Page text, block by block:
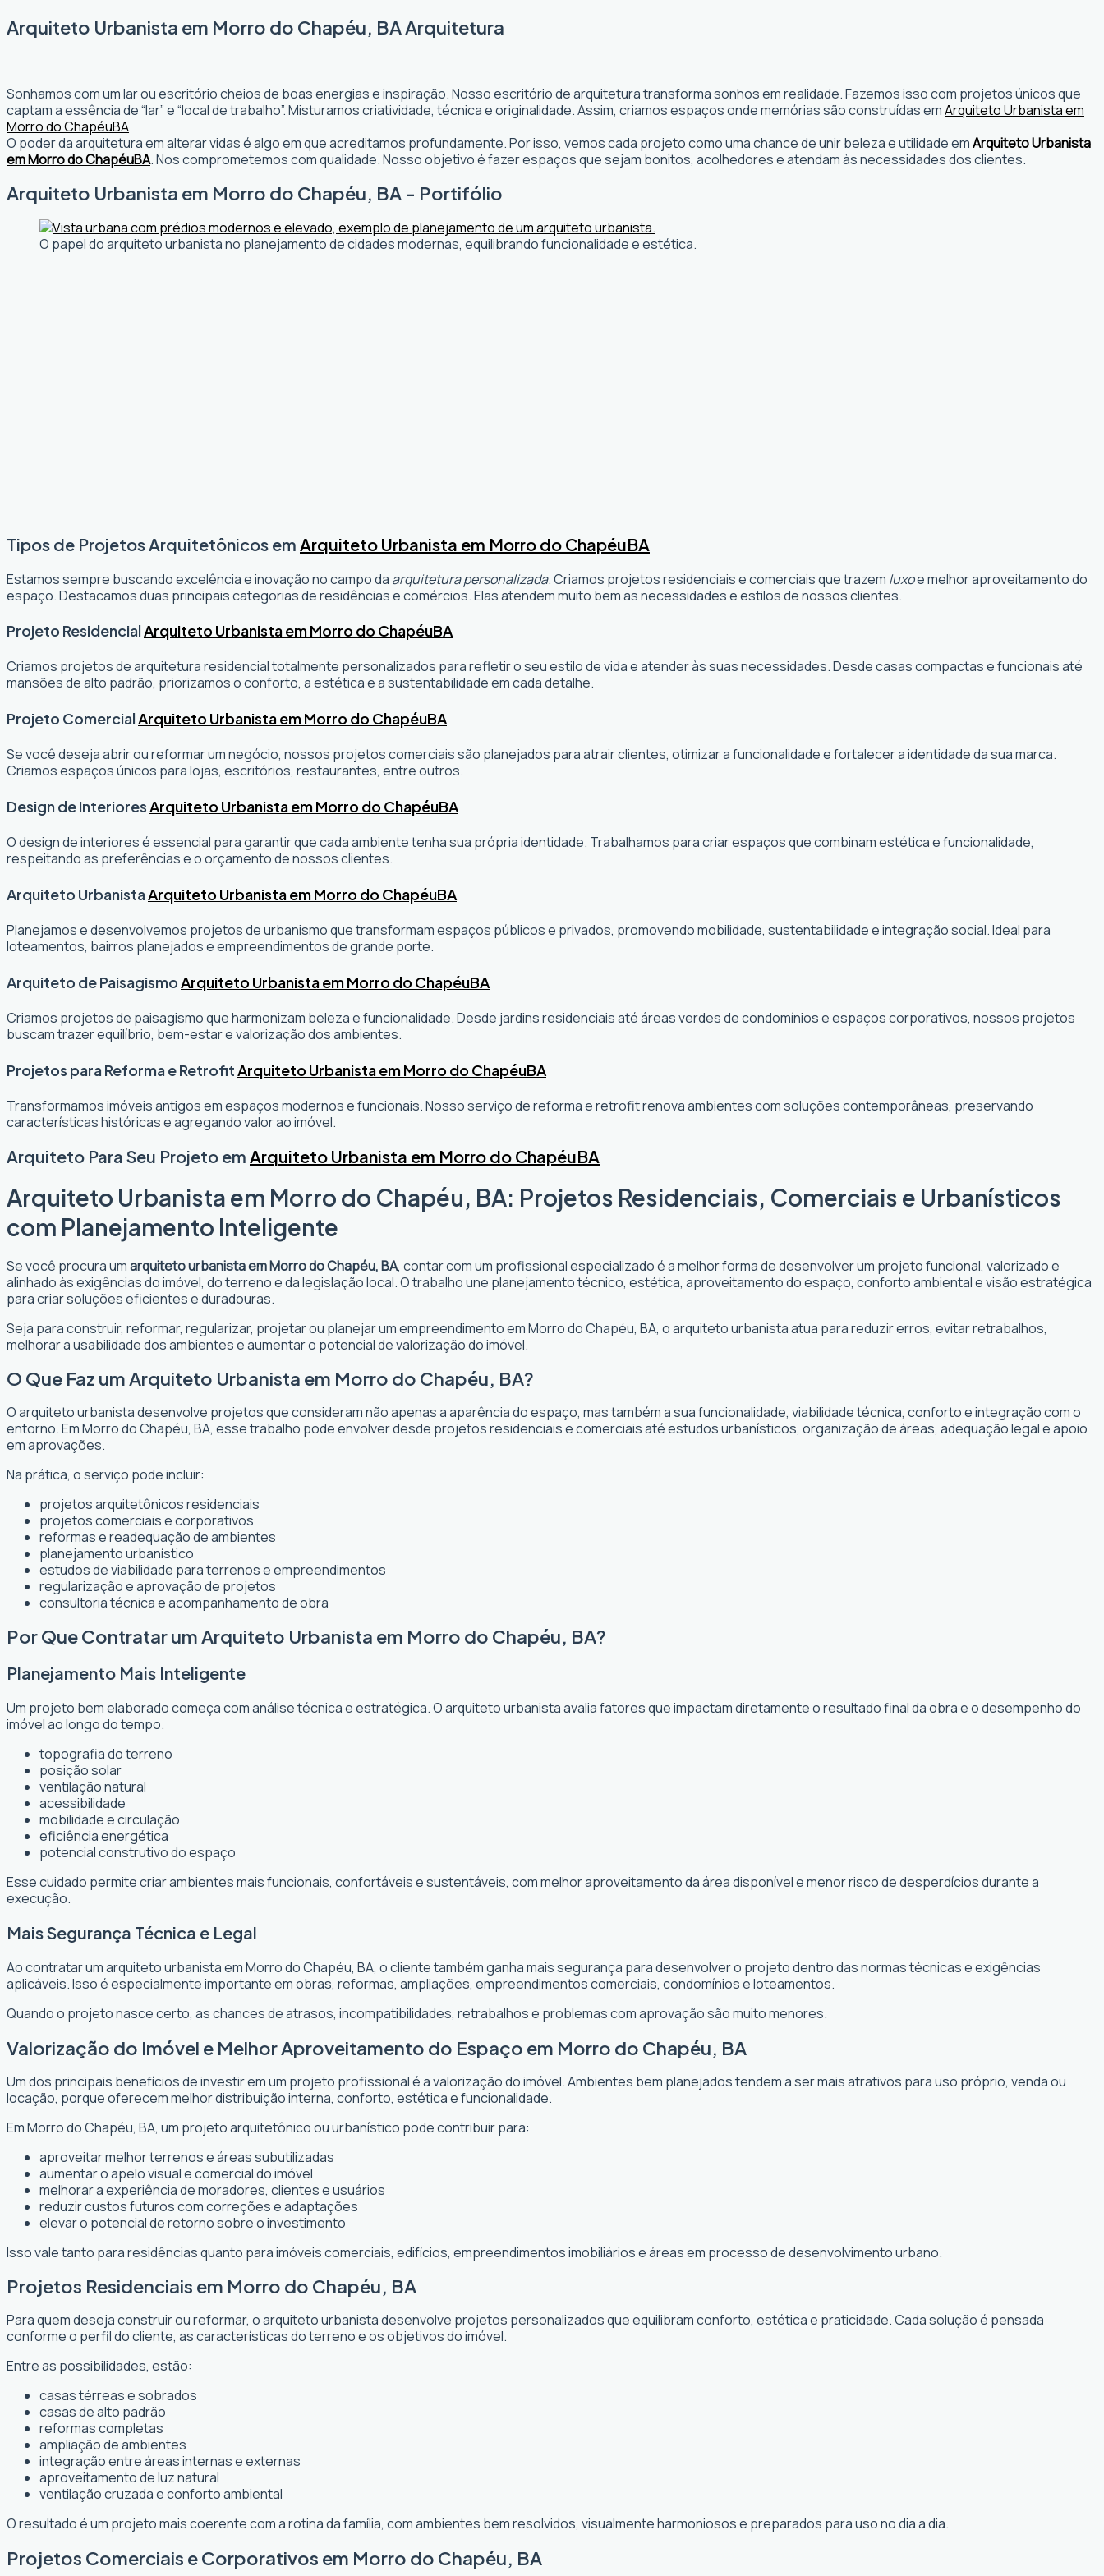
Arquiteto Urbanista em Morro do Chapéu, BA Arquitetura
Sonhamos com um lar ou escritório cheios de boas energias e inspiração. Nosso escritório de arquitetura transforma sonhos em realidade. Fazemos isso com projetos únicos que
captam a essência de “lar” e “local de trabalho”. Misturamos criatividade, técnica e originalidade. Assim, criamos espaços onde memórias são construídas emArquiteto Urbanista em
Morro do ChapéuBA
O poder da arquitetura em alterar vidas é algo em que acreditamos profundamente. Por isso, vemos cada projeto como uma chance de unir beleza e utilidade emArquiteto Urbanista
em Morro do ChapéuBA. Nos comprometemos com qualidade. Nosso objetivo é fazer espaços que sejam bonitos, acolhedores e atendam às necessidades dos clientes.
Arquiteto Urbanista em Morro do Chapéu, BA - Portifólio
O papel do arquiteto urbanista no planejamento de cidades modernas, equilibrando funcionalidade e estética.
Tipos de Projetos Arquitetônicos em Arquiteto Urbanista em Morro do ChapéuBA
Estamos sempre buscando excelência e inovação no campo da arquitetura personalizada. Criamos projetos residenciais e comerciais que trazem luxoe melhor aproveitamento do
espaço. Destacamos duas principais categorias de residências e comércios. Elas atendem muito bem as necessidades e estilos de nossos clientes.
Projeto ResidencialArquiteto Urbanista em Morro do ChapéuBA
Criamos projetos de arquitetura residencial totalmente personalizados para refletir o seu estilo de vida e atender às suas necessidades. Desde casas compactas e funcionais até
mansões de alto padrão, priorizamos o conforto, a estética e a sustentabilidade em cada detalhe.
Projeto ComercialArquiteto Urbanista em Morro do ChapéuBA
Se você deseja abrir ou reformar um negócio, nossos projetos comerciais são planejados para atrair clientes, otimizar a funcionalidade e fortalecer a identidade da sua marca.
Criamos espaços únicos para lojas, escritórios, restaurantes, entre outros.
Design de InterioresArquiteto Urbanista em Morro do ChapéuBA
O design de interiores é essencial para garantir que cada ambiente tenha sua própria identidade. Trabalhamos para criar espaços que combinam estética e funcionalidade,
respeitando as preferências e o orçamento de nossos clientes.
Arquiteto UrbanistaArquiteto Urbanista em Morro do ChapéuBA
Planejamos e desenvolvemos projetos de urbanismo que transformam espaços públicos e privados, promovendo mobilidade, sustentabilidade e integração social. Ideal para
loteamentos, bairros planejados e empreendimentos de grande porte.
Arquiteto de PaisagismoArquiteto Urbanista em Morro do ChapéuBA
Criamos projetos de paisagismo que harmonizam beleza e funcionalidade. Desde jardins residenciais até áreas verdes de condomínios e espaços corporativos, nossos projetos
buscam trazer equilíbrio, bem-estar e valorização dos ambientes.
Projetos para Reforma e RetrofitArquiteto Urbanista em Morro do ChapéuBA
Transformamos imóveis antigos em espaços modernos e funcionais. Nosso serviço de reforma e retrofit renova ambientes com soluções contemporâneas, preservando
características históricas e agregando valor ao imóvel.
Arquiteto Para Seu Projeto em Arquiteto Urbanista em Morro do ChapéuBA
Arquiteto Urbanista em Morro do Chapéu, BA: Projetos Residenciais, Comerciais e Urbanísticos
com Planejamento Inteligente
Se você procura umarquiteto urbanista em Morro do Chapéu, BA, contar com um profissional especializado é a melhor forma de desenvolver um projeto funcional, valorizado e
alinhado às exigências do imóvel, do terreno e da legislação local. O trabalho une planejamento técnico, estética, aproveitamento do espaço, conforto ambiental e visão estratégica
para criar soluções eficientes e duradouras.
Seja para construir, reformar, regularizar, projetar ou planejar um empreendimento em Morro do Chapéu, BA, o arquiteto urbanista atua para reduzir erros, evitar retrabalhos,
melhorar a usabilidade dos ambientes e aumentar o potencial de valorização do imóvel.
O Que Faz um Arquiteto Urbanista em Morro do Chapéu, BA?
O arquiteto urbanista desenvolve projetos que consideram não apenas a aparência do espaço, mas também a sua funcionalidade, viabilidade técnica, conforto e integração com o
entorno. Em Morro do Chapéu, BA, esse trabalho pode envolver desde projetos residenciais e comerciais até estudos urbanísticos, organização de áreas, adequação legal e apoio
em aprovações.
Na prática, o serviço pode incluir:
projetos arquitetônicos residenciais
projetos comerciais e corporativos
reformas e readequação de ambientes
planejamento urbanístico
estudos de viabilidade para terrenos e empreendimentos
regularização e aprovação de projetos
consultoria técnica e acompanhamento de obra
Por Que Contratar um Arquiteto Urbanista em Morro do Chapéu, BA?
Planejamento Mais Inteligente
Um projeto bem elaborado começa com análise técnica e estratégica. O arquiteto urbanista avalia fatores que impactam diretamente o resultado final da obra e o desempenho do
imóvel ao longo do tempo.
topografia do terreno
posição solar
ventilação natural
acessibilidade
mobilidade e circulação
eficiência energética
potencial construtivo do espaço
Esse cuidado permite criar ambientes mais funcionais, confortáveis e sustentáveis, com melhor aproveitamento da área disponível e menor risco de desperdícios durante a
execução.
Mais Segurança Técnica e Legal
Ao contratar um arquiteto urbanista em Morro do Chapéu, BA, o cliente também ganha mais segurança para desenvolver o projeto dentro das normas técnicas e exigências
aplicáveis. Isso é especialmente importante em obras, reformas, ampliações, empreendimentos comerciais, condomínios e loteamentos.
Quando o projeto nasce certo, as chances de atrasos, incompatibilidades, retrabalhos e problemas com aprovação são muito menores.
Valorização do Imóvel e Melhor Aproveitamento do Espaço em Morro do Chapéu, BA
Um dos principais benefícios de investir em um projeto profissional é a valorização do imóvel. Ambientes bem planejados tendem a ser mais atrativos para uso próprio, venda ou
locação, porque oferecem melhor distribuição interna, conforto, estética e funcionalidade.
Em Morro do Chapéu, BA, um projeto arquitetônico ou urbanístico pode contribuir para:
aproveitar melhor terrenos e áreas subutilizadas
aumentar o apelo visual e comercial do imóvel
melhorar a experiência de moradores, clientes e usuários
reduzir custos futuros com correções e adaptações
elevar o potencial de retorno sobre o investimento
Isso vale tanto para residências quanto para imóveis comerciais, edifícios, empreendimentos imobiliários e áreas em processo de desenvolvimento urbano.
Projetos Residenciais em Morro do Chapéu, BA
Para quem deseja construir ou reformar, o arquiteto urbanista desenvolve projetos personalizados que equilibram conforto, estética e praticidade. Cada solução é pensada
conforme o perfil do cliente, as características do terreno e os objetivos do imóvel.
Entre as possibilidades, estão:
casas térreas e sobrados
casas de alto padrão
reformas completas
ampliação de ambientes
integração entre áreas internas e externas
aproveitamento de luz natural
ventilação cruzada e conforto ambiental
O resultado é um projeto mais coerente com a rotina da família, com ambientes bem resolvidos, visualmente harmoniosos e preparados para uso no dia a dia.
Projetos Comerciais e Corporativos em Morro do Chapéu, BA